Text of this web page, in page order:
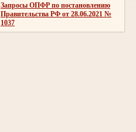
Запросы ОПФР по постановлению
Правительства РФ от 28.06.2021 №
1037